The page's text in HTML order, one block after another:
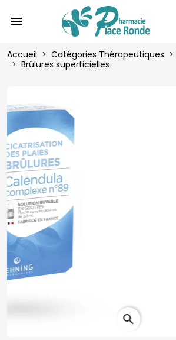
menu
Accueil Catégories Thérapeutiques
Brûlures superficielles